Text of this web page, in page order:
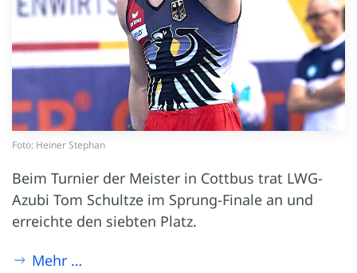
Foto: Heiner Stephan
Beim Turnier der Meister in Cottbus trat LWG-
Azubi Tom Schultze im Sprung-Finale an und
erreichte den siebten Platz.
Mehr …